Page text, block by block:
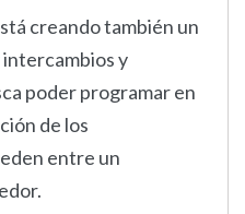
creando también un
y
poder programar en
de los
entre un